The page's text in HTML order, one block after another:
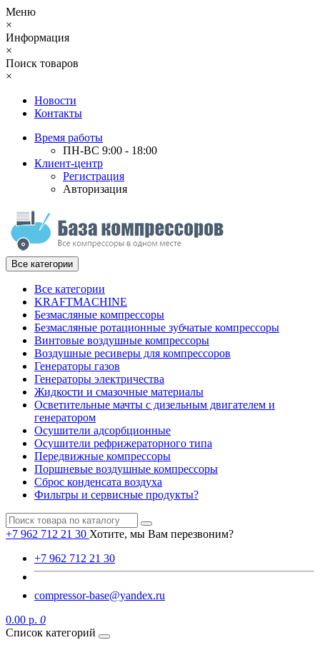
Меню
×
Информация
×
Поиск товаров
×
Новости
Контакты
Время работы
ПН-ВС 9:00 - 18:00
Клиент-центр
Регистрация
Авторизация
Все категории
Все категории
KRAFTMACHINE
Безмасляные компрессоры
Безмасляные ротационные зубчатые компрессоры
Винтовые воздушные компрессоры
Воздушные ресиверы для компрессоров
Генераторы газов
Генераторы электричества
Жидкости и смазочные материалы
Осветительные мачты с дизельным двигателем и
генератором
Осушители адсорбционные
Осушители рефрижераторного типа
Передвижные компрессоры
Поршневые воздушные компрессоры
Сброс конденсата воздуха
Фильтры и сервисные продукты?
+7 962 712 21 30 Хотите, мы Вам перезвоним?
+7 962 712 21 30
compressor-base@yandex.ru
0.00 р. 0
Список категорий